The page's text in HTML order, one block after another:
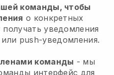
команды, чтобы
о конкретных
уведомления
push-уведомления.
команды - мы
интерфейс для